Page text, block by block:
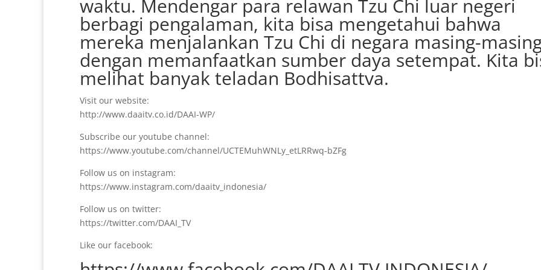
waktu. Mendengar para relawan Tzu Chi luar negeri
berbagi pengalaman, kita bisa mengetahui bahwa
mereka menjalankan Tzu Chi di negara masing-
dengan memanfaatkan sumber daya setempat. Kita
melihat banyak teladan Bodhisattva.
Visit our website:
http://www.daaitv.co.id/DAAI-WP/
Subscribe our youtube channel:
https://www.youtube.com/channel/UCTEMuhWNLy_etLRRwq-bZFg
Follow us on instagram:
https://www.instagram.com/daaitv_indonesia/
Follow us on twitter:
https://twitter.com/DAAI_TV
Like our facebook: